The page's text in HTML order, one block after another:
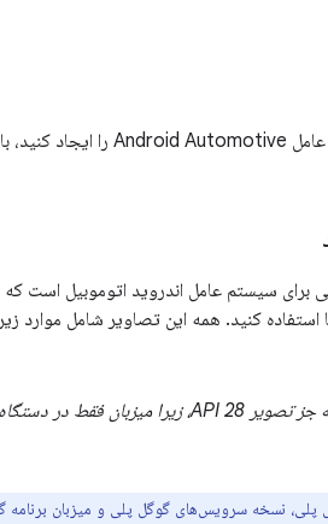
سیستم عامل اندروید اتوموبیل است
استفاده کنید. همه این تصاویر شامل موارد
پلی، نسخه سرویس‌های گوگل پلی و میزبان